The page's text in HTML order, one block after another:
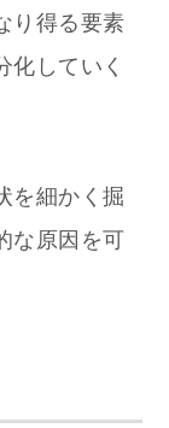
り得る要素
化していく
を細かく掘
な原因を可